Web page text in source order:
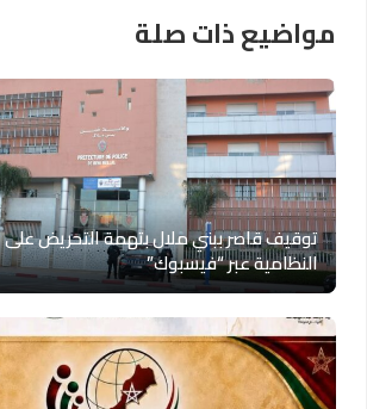
مواضيع ذات صلة
توقيف قاصر ببني ملال بتهمة التحريض على
النظامية عبر “فيسبوك”